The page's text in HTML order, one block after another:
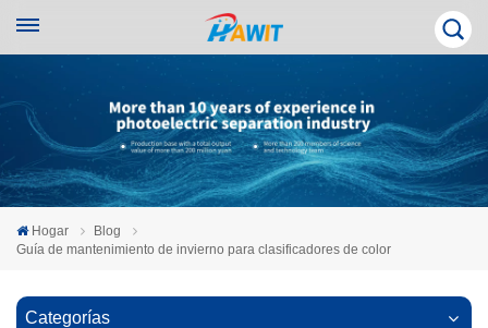
Hogar
Blog
Guía de mantenimiento de invierno para clasificadores de color
Categorías